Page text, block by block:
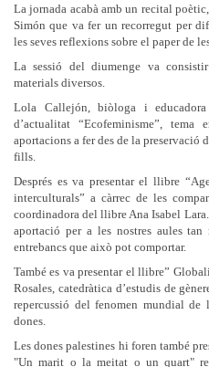
La jornada acabà amb un recital
Simón que va fer un recorregut per
les seves reflexions sobre el paper de
La sessió del diumenge va
materials diversos.
Lola Callejón, biòloga i
d’actualitat “Ecofeminisme”,
aportacions a fer des de la preservació
fills.
Després es va presentar el llibre
interculturals” a càrrec de les
coordinadora del llibre Ana Isabel
aportació per a les nostres aules
entrebancs que això pot comportar.
També es va presentar el llibre”
Rosales, catedràtica d’estudis de
repercussió del fenomen mundial
dones.
Les dones palestines hi foren també
"Un marit o la meitat o un quart"